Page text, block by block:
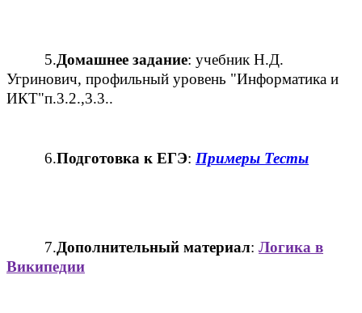
5.Домашнее задание: учебник Н.Д.
Угринович, профильный уровень "Информатика и
ИКТ"п.3.2.,3.3..
6.Подготовка к ЕГЭ:Примеры Тесты
7.Дополнительный материал:Логика в
Википедии